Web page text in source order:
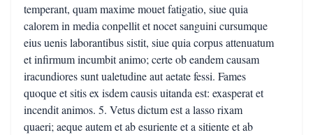
temperant, quam maxime mouet fatigatio, siue quia
calorem in media conpellit et nocet sanguini cursumque
eius uenis laborantibus sistit, siue quia corpus attenuatum
et infirmum incumbit animo; certe ob eandem causam
iracundiores sunt ualetudine aut aetate fessi. Fames
quoque et sitis ex isdem causis uitanda est: exasperat et
incendit animos. 5. Vetus dictum est a lasso rixam
quaeri; aeque autem et ab esuriente et a sitiente et ab